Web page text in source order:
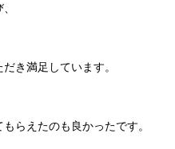
き満足しています。
らえたのも良かったです。